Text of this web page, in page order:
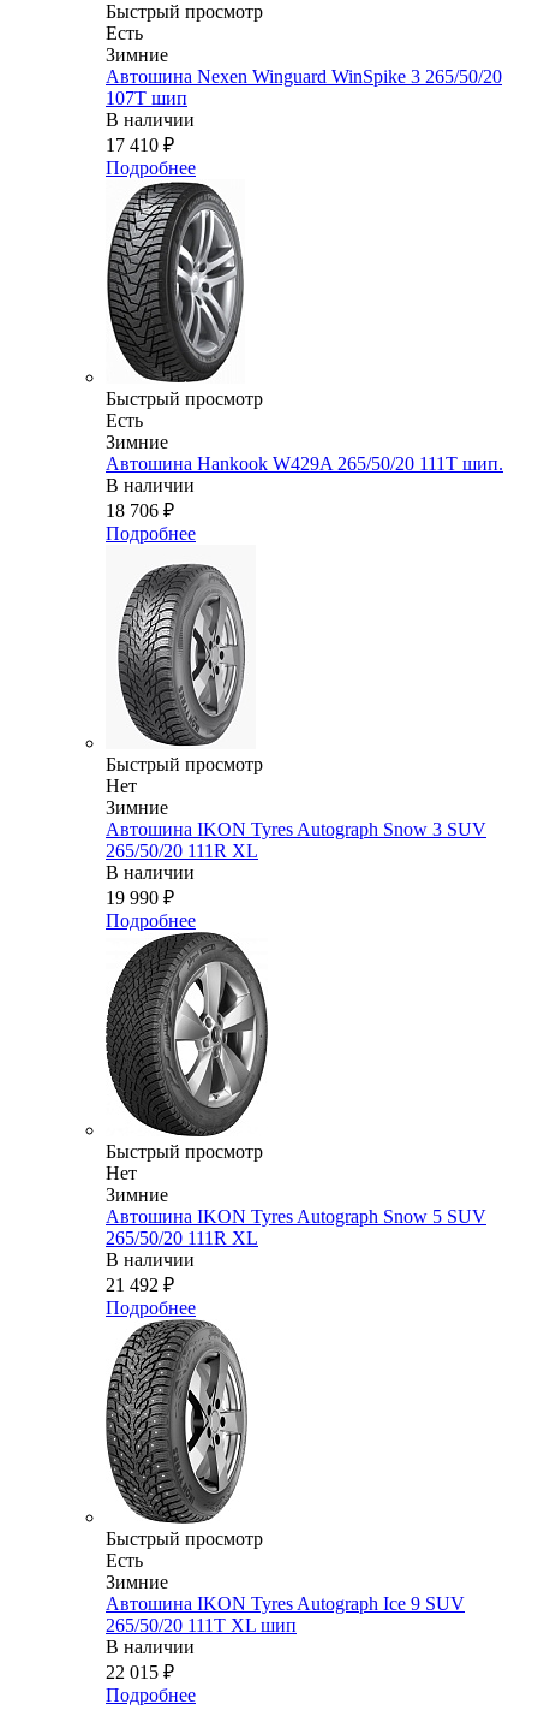
Быстрый просмотр
Есть
Зимние
Автошина Nexen Winguard WinSpike 3 265/50/20
107T шип
В наличии
17 410 ₽
Подробнее
Быстрый просмотр
Есть
Зимние
Автошина Hankook W429A 265/50/20 111T шип.
В наличии
18 706 ₽
Подробнее
Быстрый просмотр
Нет
Зимние
Автошина IKON Tyres Autograph Snow 3 SUV
265/50/20 111R XL
В наличии
19 990 ₽
Подробнее
Быстрый просмотр
Нет
Зимние
Автошина IKON Tyres Autograph Snow 5 SUV
265/50/20 111R XL
В наличии
21 492 ₽
Подробнее
Быстрый просмотр
Есть
Зимние
Автошина IKON Tyres Autograph Ice 9 SUV
265/50/20 111T XL шип
В наличии
22 015 ₽
Подробнее